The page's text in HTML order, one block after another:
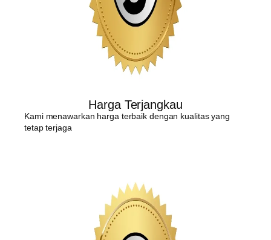
Harga Terjangkau
Kami menawarkan harga terbaik dengan kualitas yang
tetap terjaga